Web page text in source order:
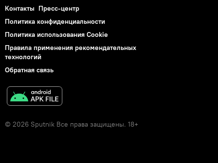
Контакты Пресс-центр
Политика конфиденциальности
Политика использования Cookie
Правила применения рекомендательных
технологий
Обратная связь
© 2026 Sputnik Все права защищены. 18+